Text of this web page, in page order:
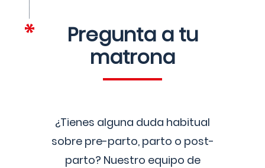
Pregunta a tu
matrona
¿Tienes alguna duda habitual
sobre pre-parto, parto o post-
parto? Nuestro equipo de